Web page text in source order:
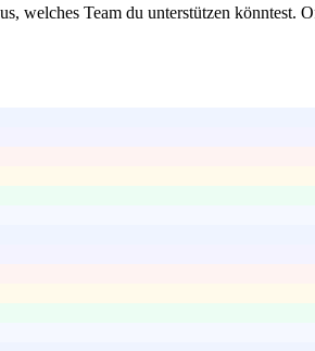
welches Team du unterstützen könntest.